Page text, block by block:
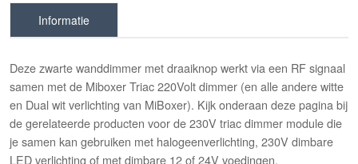
Informatie
Deze zwarte wanddimmer met draaiknop werkt via een RF signaal
samen met de Miboxer Triac 220Volt dimmer (en alle andere witte
en Dual wit verlichting van MiBoxer). Kijk onderaan deze pagina bij
de gerelateerde producten voor de 230V triac dimmer module die
je samen kan gebruiken met halogeenverlichting, 230V dimbare
LED verlichting of met dimbare 12 of 24V voedingen.